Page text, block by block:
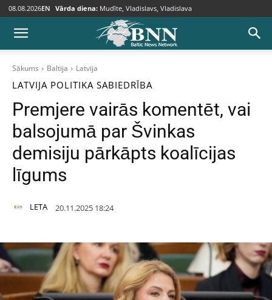
08.08.2026EN Vārda diena: Mudīte, Vladislavs, Vladislava
Sākums Baltija Latvija
LATVIJA POLITIKA SABIEDRĪBA
Premjere vairās komentēt, vai
balsojumā par Švinkas
demisiju pārkāpts koalīcijas
līgums
LETA 20.11.2025 18:24